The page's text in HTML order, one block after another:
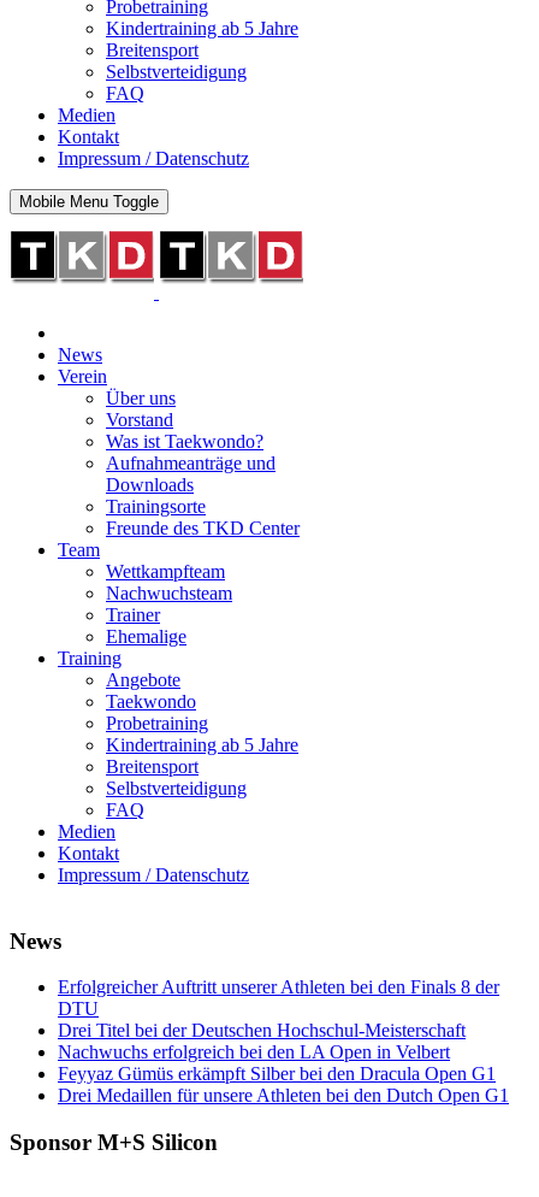
Probetraining
Kindertraining ab 5 Jahre
Breitensport
Selbstverteidigung
FAQ
Medien
Kontakt
Impressum / Datenschutz
Mobile Menu Toggle
News
Verein
Über uns
Vorstand
Was ist Taekwondo?
Aufnahmeanträge und
Downloads
Trainingsorte
Freunde des TKD Center
Team
Wettkampfteam
Nachwuchsteam
Trainer
Ehemalige
Training
Angebote
Taekwondo
Probetraining
Kindertraining ab 5 Jahre
Breitensport
Selbstverteidigung
FAQ
Medien
Kontakt
Impressum / Datenschutz
News
Erfolgreicher Auftritt unserer Athleten bei den Finals 8 der
DTU
Drei Titel bei der Deutschen Hochschul-Meisterschaft
Nachwuchs erfolgreich bei den LA Open in Velbert
Feyyaz Gümüs erkämpft Silber bei den Dracula Open G1
Drei Medaillen für unsere Athleten bei den Dutch Open G1
Sponsor M+S Silicon